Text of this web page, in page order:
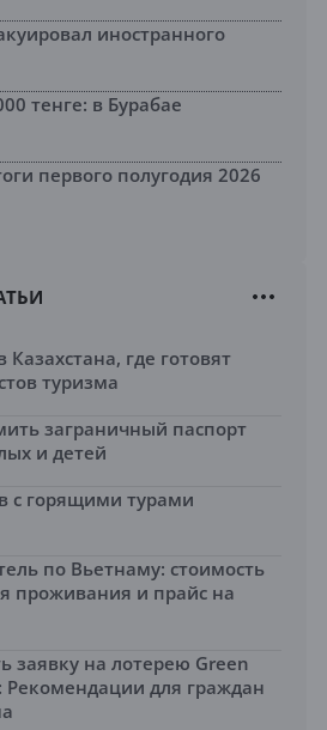
иностранного
тенге: в Бурабае
первого полугодия 2026
где готовят
туризма
заграничный паспорт
и детей
с горящими турами
по Вьетнаму: стоимость
проживания и прайс на
заявку на лотерею Green
Рекомендации для граждан